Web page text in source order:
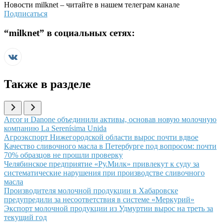
Новости milknet – читайте в нашем телеграм канале
Подписаться
“milknet” в социальных сетях:
Также в разделе
Иллюстрация новости
Arcor и Danone объединили активы, основав новую молочную
компанию La Serenísima Unida
Иллюстрация новости
Агроэкспорт Нижегородской области вырос почти вдвое
Иллюстрация новости
Качество сливочного масла в Петербурге под вопросом: почти
70% образцов не прошли проверку
Иллюстрация новости
Челябинское предприятие «Ру.Милк» привлекут к суду за
систематические нарушения при производстве сливочного
масла
Иллюстрация новости
Производителя молочной продукции в Хабаровске
предупредили за несоответствия в системе «Меркурий»
Иллюстрация новости
Экспорт молочной продукции из Удмуртии вырос на треть за
текущий год